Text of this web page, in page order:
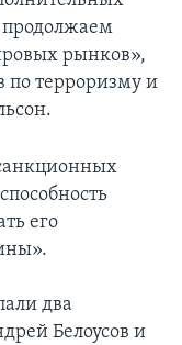
рынков»,
по терроризму и
его
два
Белоусов и